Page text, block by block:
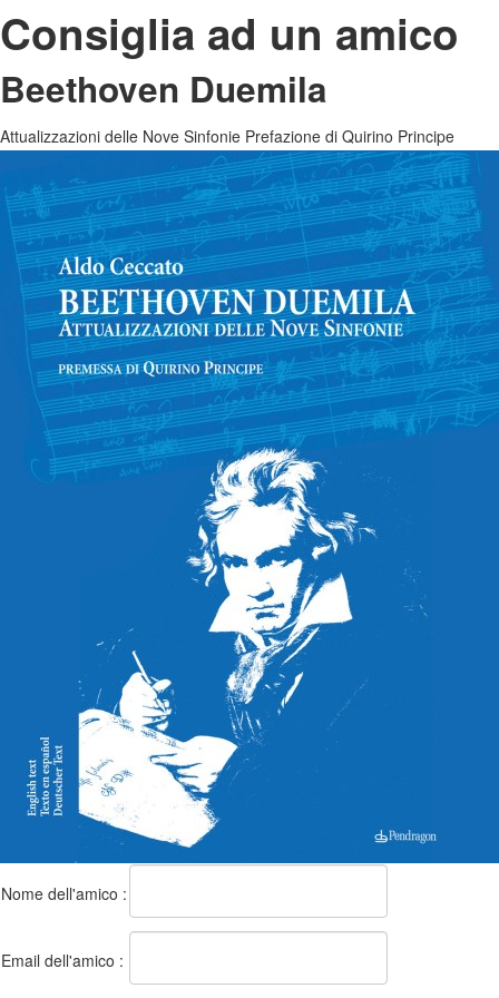
Consiglia ad un amico
Beethoven Duemila
Attualizzazioni delle Nove Sinfonie Prefazione di Quirino Principe
Nome dell'amico :
Email dell'amico :